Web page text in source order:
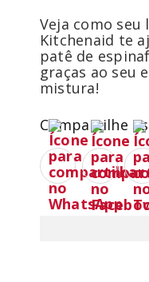
Veja como
Kitchenaid te
patê de
graças ao seu
mistura!
Compartilhe